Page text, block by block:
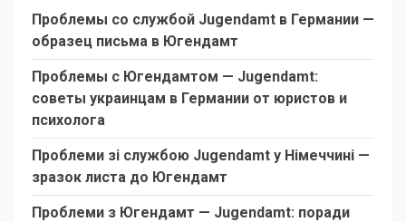
Проблемы со службой Jugendamt в Германии —
образец письма в Югендамт
Проблемы с Югендамтом — Jugendamt:
советы украинцам в Германии от юристов и
психолога
Проблеми зі службою Jugendamt у Німеччині —
зразок листа до Югендамт
Проблеми з Югендамт — Jugendamt: поради